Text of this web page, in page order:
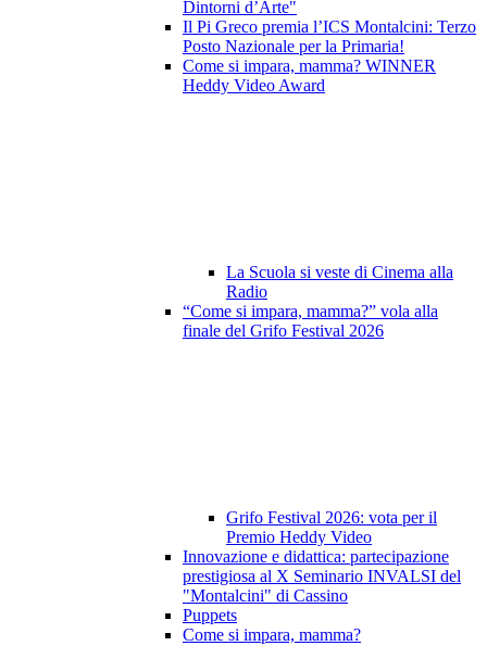
Dintorni d’Arte"
Il Pi Greco premia l’ICS Montalcini: Terzo
Posto Nazionale per la Primaria!
Come si impara, mamma? WINNER
Heddy Video Award
La Scuola si veste di Cinema alla
Radio
“Come si impara, mamma?” vola alla
finale del Grifo Festival 2026
Grifo Festival 2026: vota per il
Premio Heddy Video
Innovazione e didattica: partecipazione
prestigiosa al X Seminario INVALSI del
"Montalcini" di Cassino
Puppets
Come si impara, mamma?